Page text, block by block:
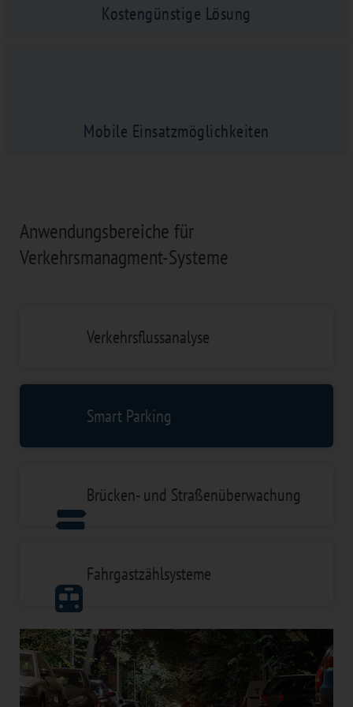
Kostengünstige Lösung
Mobile Einsatzmöglichkeiten
Anwendungsbereiche für
Verkehrsmanagment-Systeme
Verkehrsflussanalyse
Smart Parking
Brücken- und Straßenüberwachung
Fahrgastzählsysteme